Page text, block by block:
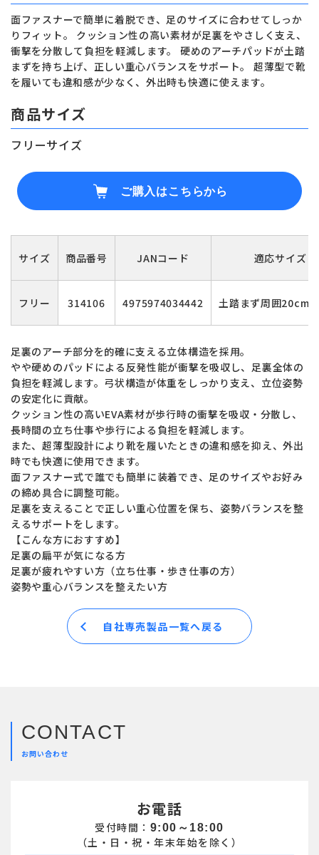
面ファスナーで簡単に着脱でき、足のサイズに合わせてしっか
りフィット。 クッション性の高い素材が足裏をやさしく支え、
衝撃を分散して負担を軽減します。 硬めのアーチパッドが土踏
まずを持ち上げ、正しい重心バランスをサポート。 超薄型で靴
を履いても違和感が少なく、外出時も快適に使えます。
商品サイズ
フリーサイズ
ご購入はこちらから
サイズ 商品番号 JANコード 適応サイズ
フリー 314106 4975974034442 土踏まず周囲20cm-
足裏のアーチ部分を的確に支える立体構造を採用。
やや硬めのパッドによる反発性能が衝撃を吸収し、足裏全体の
負担を軽減します。弓状構造が体重をしっかり支え、立位姿勢
の安定化に貢献。
クッション性の高いEVA素材が歩行時の衝撃を吸収・分散し、
長時間の立ち仕事や歩行による負担を軽減します。
また、超薄型設計により靴を履いたときの違和感を抑え、外出
時でも快適に使用できます。
面ファスナー式で誰でも簡単に装着でき、足のサイズやお好み
の締め具合に調整可能。
足裏を支えることで正しい重心位置を保ち、姿勢バランスを整
えるサポートをします。
【こんな方におすすめ】
足裏の扁平が気になる方
足裏が疲れやすい方（立ち仕事・歩き仕事の方）
姿勢や重心バランスを整えたい方
自社専売製品一覧へ戻る
CONTACT
お問い合わせ
お電話
受付時間： 9:00～18:00
（土・日・祝・年末年始を除く）